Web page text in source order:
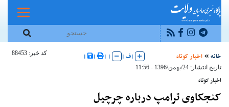
خانه اخبار کوتاه |ف |
|
|
|
|
کد خبر: 88453
تاریخ انتشار: 24/بهمن/1396 - 11:56
اخبار کوتاه
کنجکاوی ترامپ درباره چرچیل